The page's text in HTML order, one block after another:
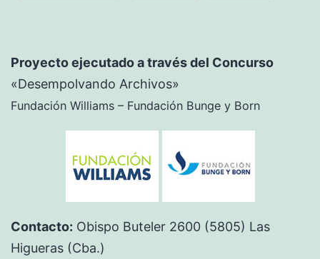
Proyecto ejecutado a través del Concurso
«Desempolvando Archivos»
Fundación Williams – Fundación Bunge y Born
Contacto: Obispo Buteler 2600 (5805) Las
Higueras (Cba.)